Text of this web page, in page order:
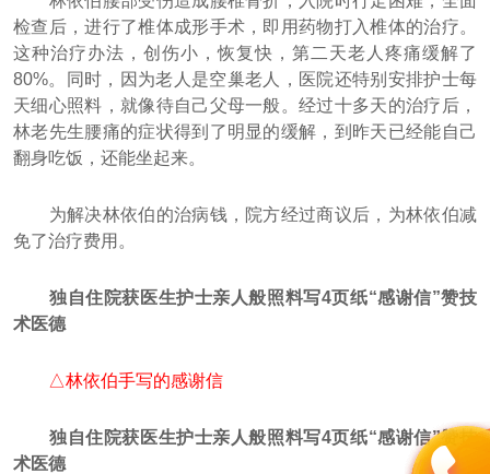
检查后，进行了椎体成形手术，即用药物打入椎体的治疗。
这种治疗办法，创伤小，恢复快，第二天老人疼痛缓解了
80%。同时，因为老人是空巢老人，医院还特别安排护士每
天细心照料，就像待自己父母一般。经过十多天的治疗后，
林老先生腰痛的症状得到了明显的缓解，到昨天已经能自己
翻身吃饭，还能坐起来。
为解决林依伯的治病钱，院方经过商议后，为林依伯减
免了治疗费用。
独自住院获医生护士亲人般照料写4页纸“感谢信”赞技
术医德
△林依伯手写的感谢信
独自住院获医生护士亲人般照料写4页纸“感谢信”赞技
术医德